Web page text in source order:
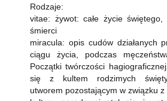
Rodzaje:
vitae: żywot: całe życie
śmierci
miracula: opis cudów działanych
ciągu życia, podczas
Początki twórczości
się z kultem rodzimych
utworem pozostającym w związku